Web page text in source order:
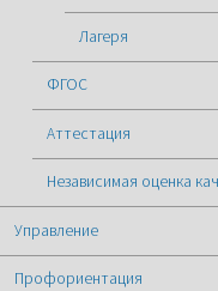
Лагеря
ФГОС
Аттестация
Независимая оценка
Управление
Профориентация